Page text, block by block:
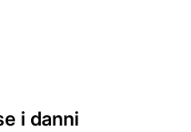
i danni